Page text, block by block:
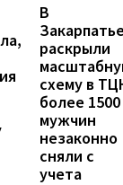
В
раскрыли
схему в
более 1500
мужчин
незаконно
сняли с
учета